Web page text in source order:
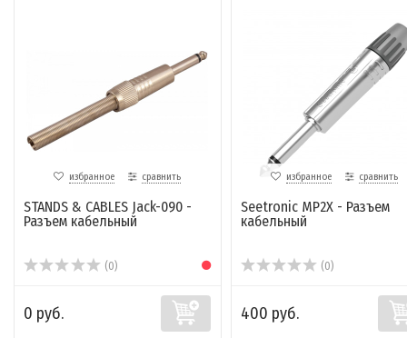
избранное сравнить
STANDS & CABLES Jack-090 -
Разъем кабельный
(0)
0 руб.
избранное сравнить
Seetronic MP2X - Разъем
кабельный
(0)
400 руб.